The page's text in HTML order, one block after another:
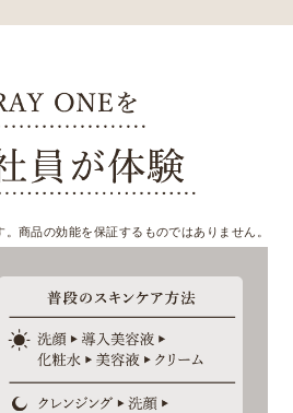
商品の効能を保証するものではありません。